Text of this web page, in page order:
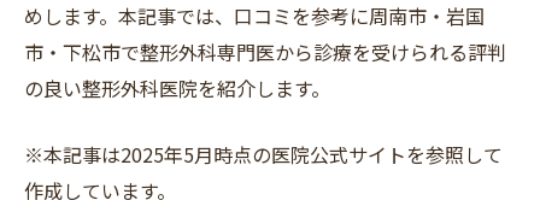
めします。本記事では、口コミを参考に周南市・岩国
市・下松市で整形外科専門医から診療を受けられる評判
の良い整形外科医院を紹介します。
※本記事は2025年5月時点の医院公式サイトを参照して
作成しています。